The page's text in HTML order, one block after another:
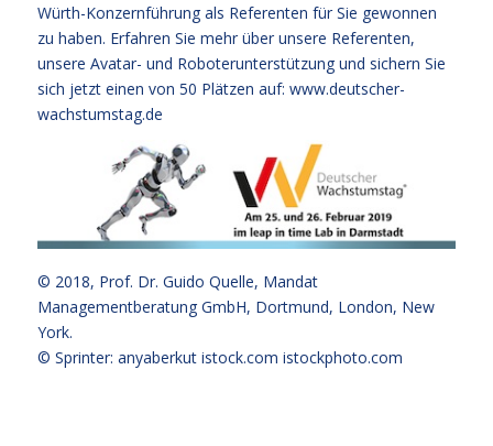
Würth-Konzernführung als Referenten für Sie gewonnen
zu haben. Erfahren Sie mehr über unsere Referenten,
unsere Avatar- und Roboterunterstützung und sichern Sie
sich jetzt einen von 50 Plätzen auf: www.deutscher-
wachstumstag.de
© 2018, Prof. Dr. Guido Quelle, Mandat
Managementberatung GmbH, Dortmund, London, New
York.
© Sprinter: anyaberkut istock.com istockphoto.com